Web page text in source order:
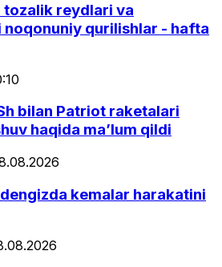
reydlari va
noqonuniy qurilishlar - hafta
bilan Patriot raketalari
haqida ma’lum qildi
kemalar harakatini